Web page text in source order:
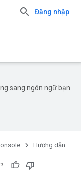
Đăng nhập
sang ngôn ngữ bạn
Hướng dẫn